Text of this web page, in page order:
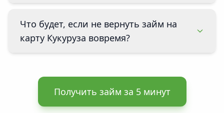
Что будет, если не вернуть займ на
карту Кукуруза вовремя?
Получить займ за 5 минут